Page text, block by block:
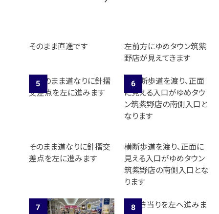
そのまま直進です
左前方にゆめタウン筑紫
野店が見えてきます
そのまま道なりに針摺交
差点を左に進みます
横断歩道を渡り、正面に
見える入口がゆめタウン
筑紫野店の南側入口とな
ります